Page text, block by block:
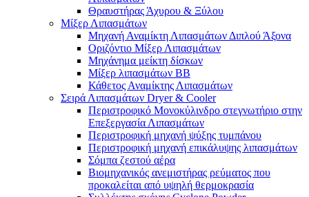
Θραυστήρας Άχυρου & Ξύλου
Μίξερ Λιπασμάτων
Μηχανή Αναμίκτη Λιπασμάτων Διπλού Άξονα
Οριζόντιο Μίξερ Λιπασμάτων
Μηχάνημα μείκτη δίσκων
Μίξερ λιπασμάτων BB
Κάθετος Αναμίκτης Λιπασμάτων
Σειρά Λιπασμάτων Dryer & Cooler
Περιστροφικό Μονοκύλινδρο στεγνωτήριο στην
Επεξεργασία Λιπασμάτων
Περιστροφική μηχανή ψύξης τυμπάνου
Περιστροφική μηχανή επικάλυψης λιπασμάτων
Σόμπα ζεστού αέρα
Βιομηχανικός ανεμιστήρας ρεύματος που
προκαλείται από υψηλή θερμοκρασία